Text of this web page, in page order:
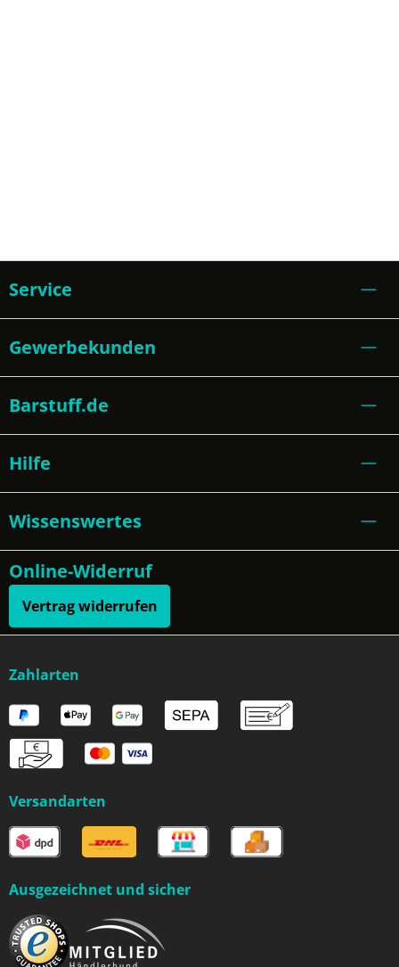
Service
Gewerbekunden
Barstuff.de
Hilfe
Wissenswertes
Online-Widerruf
Vertrag widerrufen
Zahlarten
Versandarten
Ausgezeichnet und sicher